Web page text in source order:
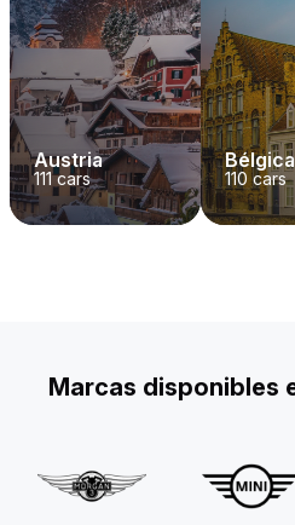
Austria
111cars
Bélgica
110 cars
Marcas disponibles